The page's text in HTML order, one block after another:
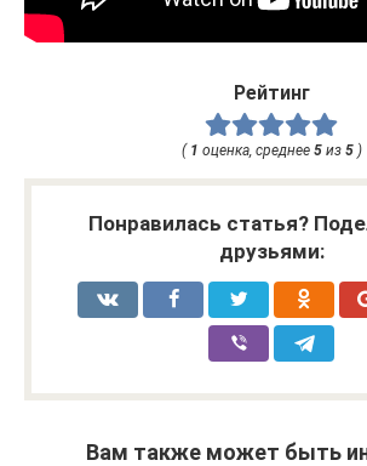
Рейтинг
( 1 оценка, среднее 5из 5)
Понравилась статья?
друзьями:
Вам также может быть